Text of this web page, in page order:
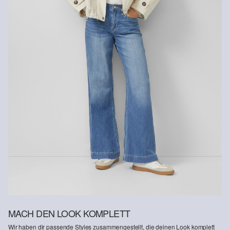
MACH DEN LOOK KOMPLETT
Wir haben dir passende Styles zusammengestellt, die deinen Look komplett